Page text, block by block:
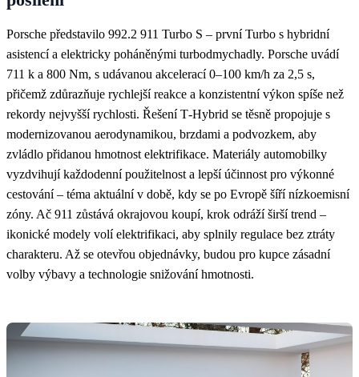
Porsche představilo 992.2 911 Turbo S – první Turbo s hybridní
asistencí a elektricky poháněnými turbodmychadly. Porsche uvádí
711 k a 800 Nm, s udávanou akcelerací 0–100 km/h za 2,5 s,
přičemž zdůrazňuje rychlejší reakce a konzistentní výkon spíše než
rekordy nejvyšší rychlosti. Řešení T‑Hybrid se těsně propojuje s
modernizovanou aerodynamikou, brzdami a podvozkem, aby
zvládlo přidanou hmotnost elektrifikace. Materiály automobilky
vyzdvihují každodenní použitelnost a lepší účinnost pro výkonné
cestování – téma aktuální v době, kdy se po Evropě šíří nízkoemisní
zóny. Ač 911 zůstává okrajovou koupí, krok odráží širší trend –
ikonické modely volí elektrifikaci, aby splnily regulace bez ztráty
charakteru. Až se otevřou objednávky, budou pro kupce zásadní
volby výbavy a technologie snižování hmotnosti.